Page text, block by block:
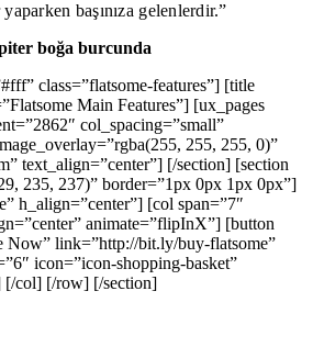
başınıza gelenlerdir.”
boğa burcunda
class=”flatsome-features”] [title
Main Features”] [ux_pages
col_spacing=”small”
255, 255, 0)”
text_align=”center”] [/section] [section
235, 237)” border=”1px 0px 1px 0px”]
h_align=”center”] [col span=”7″
animate=”flipInX”] [button
Now” link=”http://bit.ly/buy-flatsome”
icon=”icon-shopping-basket”
[/col] [/row] [/section]